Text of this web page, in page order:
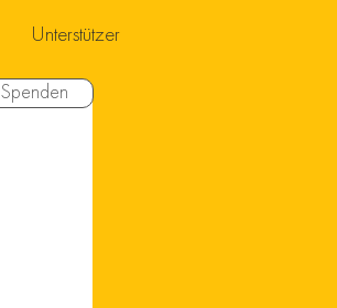
Unterstützer
Spenden